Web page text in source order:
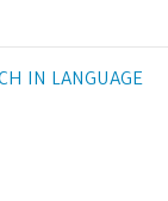
IN LANGUAGE